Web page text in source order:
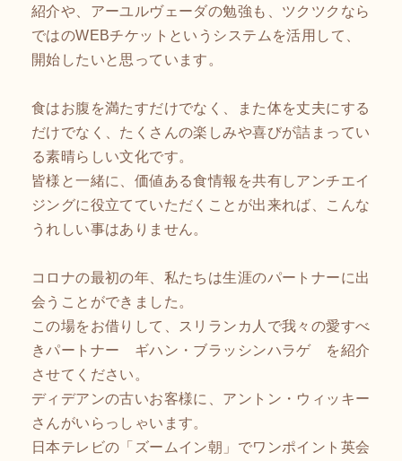
紹介や、アーユルヴェーダの勉強も、ツクツクなら
ではのWEBチケットというシステムを活用して、
開始したいと思っています。
食はお腹を満たすだけでなく、また体を丈夫にする
だけでなく、たくさんの楽しみや喜びが詰まってい
る素晴らしい文化です。
皆様と一緒に、価値ある食情報を共有しアンチエイ
ジングに役立てていただくことが出来れば、こんな
うれしい事はありません。
コロナの最初の年、私たちは生涯のパートナーに出
会うことができました。
この場をお借りして、スリランカ人で我々の愛すべ
きパートナー ギハン・ブラッシンハラゲ を紹介
させてください。
ディデアンの古いお客様に、アントン・ウィッキー
さんがいらっしゃいます。
日本テレビの「ズームイン朝」でワンポイント英会